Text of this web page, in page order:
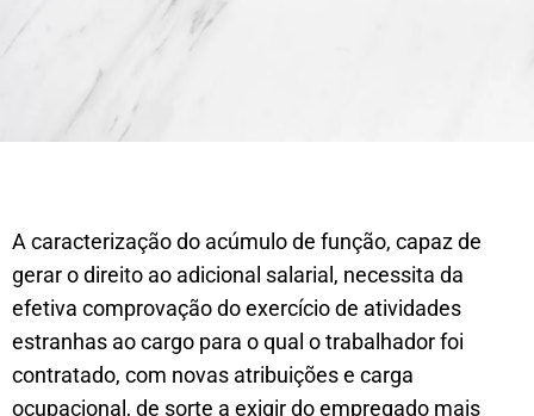
A caracterização do acúmulo de função, capaz de
gerar o direito ao adicional salarial, necessita da
efetiva comprovação do exercício de atividades
estranhas ao cargo para o qual o trabalhador foi
contratado, com novas atribuições e carga
ocupacional, de sorte a exigir do empregado mais